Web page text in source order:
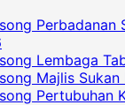
Perbadanan
Lembaga
Majlis
Pertubuhan